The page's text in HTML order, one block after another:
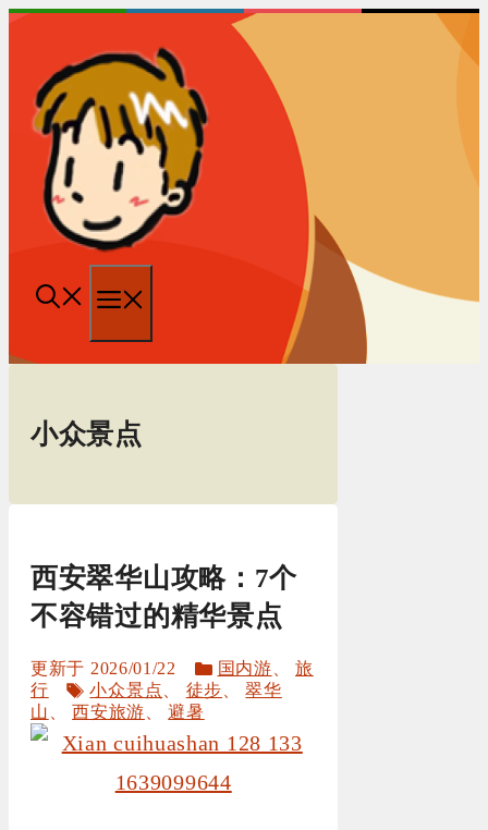
跳
单
小众景点
西安翠华山攻略：7个
不容错过的精华景点
2026/01/22
分
类
国内游 、旅
行
标
签
小众景点 徒步 、翠华
山
、西安旅游 、避暑